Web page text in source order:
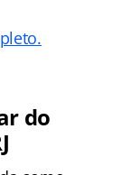
do